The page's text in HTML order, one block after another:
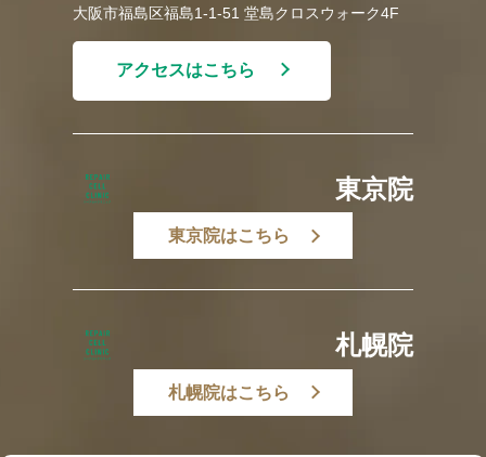
大阪市福島区福島1-1-51 堂島クロスウォーク4F
アクセスはこちら
東京院
東京院はこちら
札幌院
札幌院はこちら